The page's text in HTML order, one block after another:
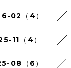
02（4）
11（4）
08（6）